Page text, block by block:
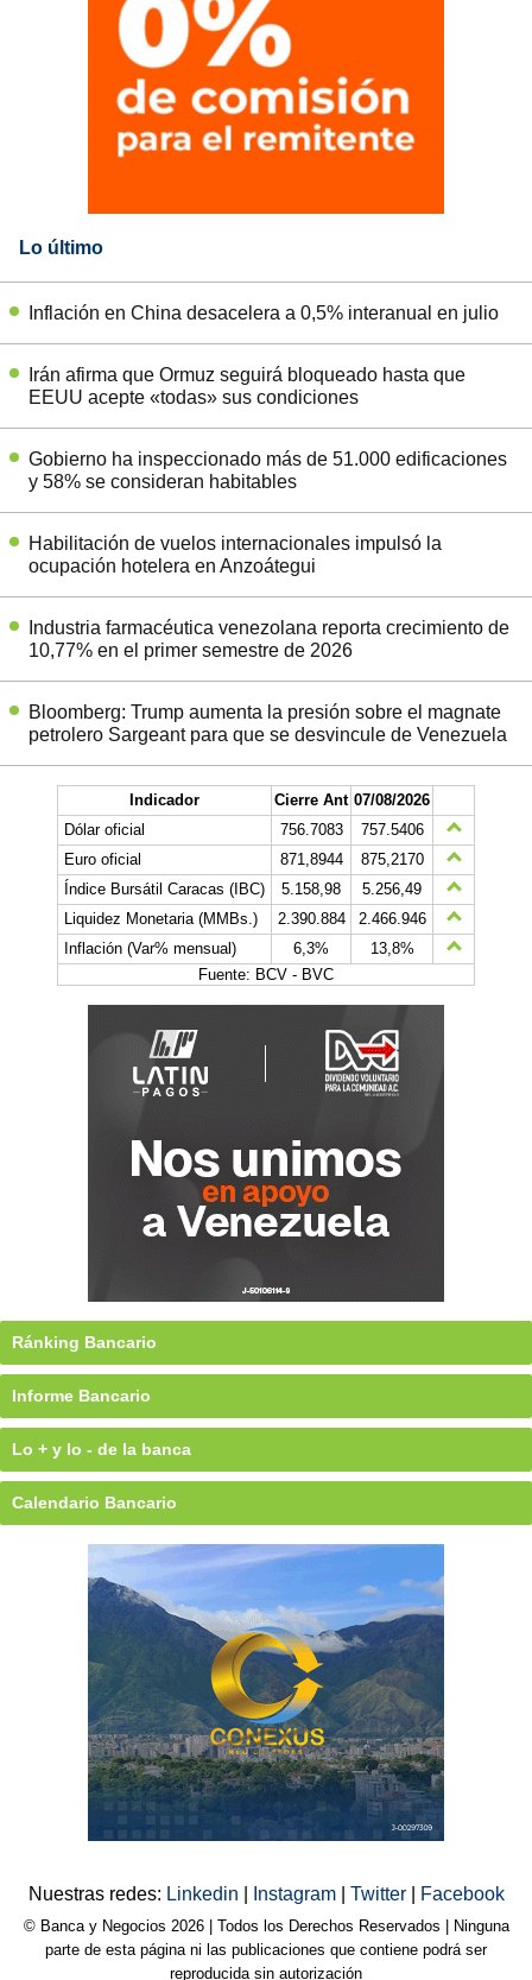
Lo último
Inflación en China desacelera a 0,5% interanual en julio
Irán afirma que Ormuz seguirá bloqueado hasta que
EEUU acepte «todas» sus condiciones
Gobierno ha inspeccionado más de 51.000 edificaciones
y 58% se consideran habitables
Habilitación de vuelos internacionales impulsó la
ocupación hotelera en Anzoátegui
Industria farmacéutica venezolana reporta crecimiento de
10,77% en el primer semestre de 2026
Bloomberg: Trump aumenta la presión sobre el magnate
petrolero Sargeant para que se desvincule de Venezuela
Indicador Cierre Ant 07/08/2026
Dólar oficial
756.7083
757.5406
Euro oficial
871,8944
875,2170
Índice Bursátil Caracas (IBC)
5.158,98
5.256,49
Liquidez Monetaria (MMBs.)
2.390.884
2.466.946
Inflación (Var% mensual)
6,3%
13,8%
Fuente: BCV - BVC
Ránking Bancario
Informe Bancario
Lo + y lo - de la banca
Calendario Bancario
Nuestras redes: Linkedin Instagram Twitter Facebook
© Banca y Negocios 2026 | Todos los Derechos Reservados | Ninguna
parte de esta página ni las publicaciones que contiene podrá ser
reproducida sin autorización